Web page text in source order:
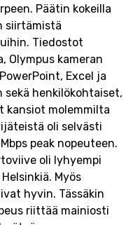
Päätin kokeilla
siirtämistä
Tiedostot
Olympus kameran
Excel ja
sekä henkilökohtaiset,
molemmilta
oli selvästi
peak nopeuteen.
oli lyhyempi
Myös
hyvin. Tässäkin
riittää mainiosti